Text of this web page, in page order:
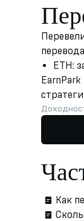
ETH:
Как